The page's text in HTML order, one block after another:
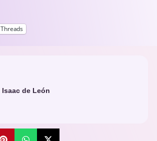
Threads
Isaac de León